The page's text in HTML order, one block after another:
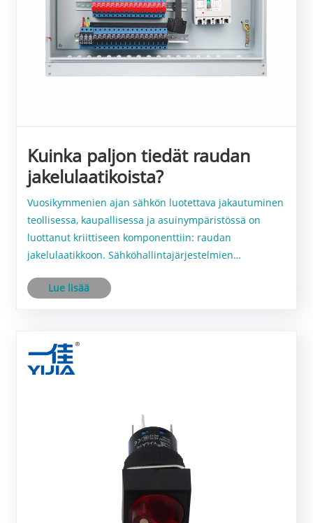
Kuinka paljon tiedät raudan
jakelulaatikoista?
Vuosikymmenien ajan sähkön luotettava jakautuminen
teollisessa, kaupallisessa ja asuinympäristössä on
luottanut kriittiseen komponenttiin: raudan
jakelulaatikkoon. Sähköhallintajärjestelmien
katkaisijoita ja nappeja ympäristövaaroilta varmistaen
Lue lisää